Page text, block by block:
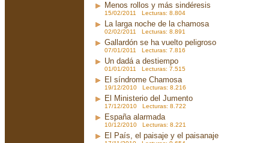
Menos rollos y más sindéresis
15/02/2011 Lecturas: 8.804
La larga noche de la chamosa
02/02/2011 Lecturas: 8.891
Gallardón se ha vuelto peligroso
07/01/2011 Lecturas: 7.816
Un dadá a destiempo
01/01/2011 Lecturas: 7.515
El síndrome Chamosa
19/12/2010 Lecturas: 8.216
El Ministerio del Jumento
17/12/2010 Lecturas: 8.722
España alarmada
10/12/2010 Lecturas: 8.221
El País, el paisaje y el paisanaje